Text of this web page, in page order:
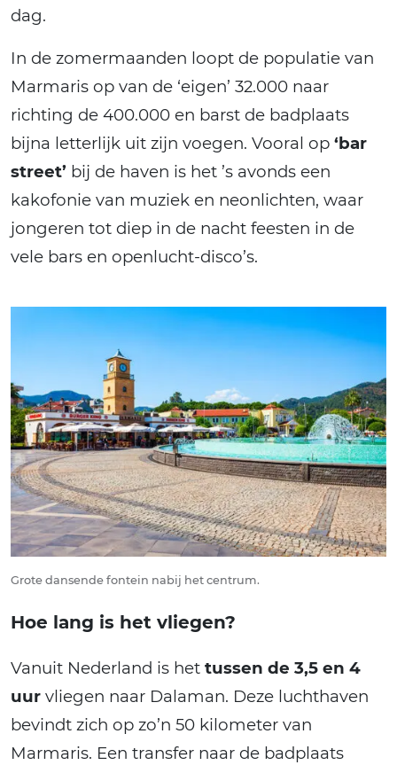
dag.
In de zomermaanden loopt de populatie van
Marmaris op van de ‘eigen’ 32.000 naar
richting de 400.000 en barst de badplaats
bijna letterlijk uit zijn voegen. Vooral op ‘bar
street’ bij de haven is het ’s avonds een
kakofonie van muziek en neonlichten, waar
jongeren tot diep in de nacht feesten in de
vele bars en openlucht-disco’s.
Grote dansende fontein nabij het centrum.
Hoe lang is het vliegen?
Vanuit Nederland is het tussen de 3,5 en 4
uur vliegen naar Dalaman. Deze luchthaven
bevindt zich op zo’n 50 kilometer van
Marmaris. Een transfer naar de badplaats